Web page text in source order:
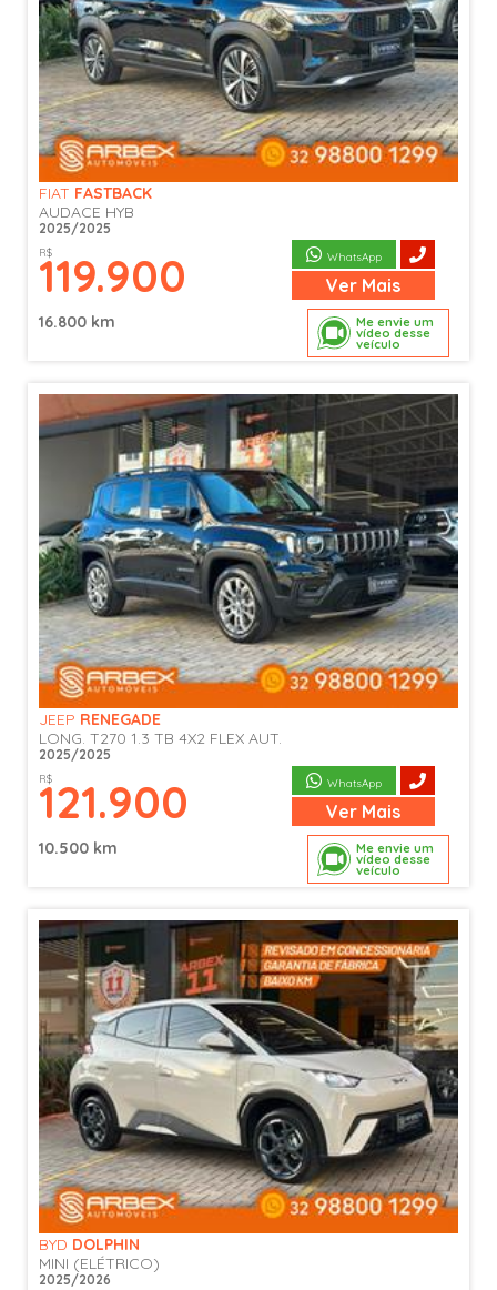
Me envie um
vídeo desse
veículo
FIAT FASTBACK
AUDACE HYB
2025/2025
R$
119.900 WhatsApp
Ver Mais
16.800 km
Me envie um
vídeo desse
veículo
JEEP RENEGADE
LONG. T270 1.3 TB 4X2 FLEX AUT.
2025/2025
R$
121.900 WhatsApp
Ver Mais
10.500 km
BYD DOLPHIN
MINI (ELÉTRICO)
2025/2026